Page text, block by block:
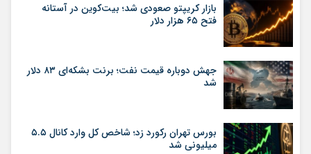
بازار کریپتو صعودی شد؛ بیت‌کوین در آستانه
فتح ۶۵ هزار دلار
جهش دوباره قیمت نفت؛ برنت بشکه‌ای ۸۳ دلار
شد
بورس تهران رکورد زد؛ شاخص کل وارد کانال ۵.۵
میلیونی شد